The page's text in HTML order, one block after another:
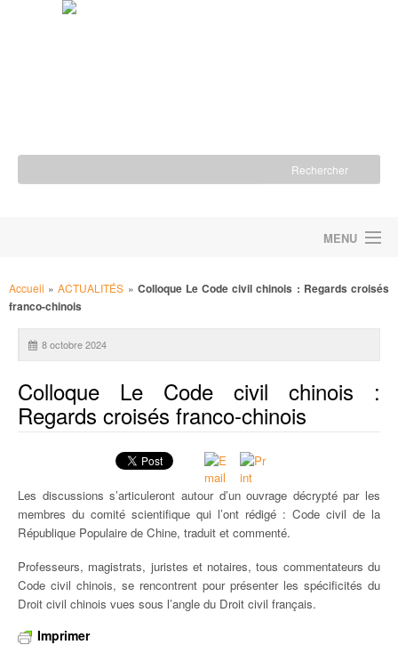
MENU
NOS ACTIONS
NOUS SOUTENIR
TRAVAILLER / FAIRE UN STAGE À LA FONDATION
UNIVERSITÉ D’ETÉ / SUMMER SCHOOL / UNIVERSIDAD DE VERANO
PUBLICATIONS
Accueil »ACTUALITÉS » Colloque Le Code civil chinois : Regards croisés
franco-chinois
8 octobre 2024
Colloque Le Code civil chinois :
Regards croisés franco-chinois
Les discussions s’articuleront autour d’un ouvrage décrypté par les
membres du comité scientifique qui l’ont rédigé : Code civil de la
République Populaire de Chine, traduit et commenté.
Professeurs, magistrats, juristes et notaires, tous commentateurs du
Code civil chinois, se rencontrent pour présenter les spécificités du
Droit civil chinois vues sous l’angle du Droit civil français.
Imprimer